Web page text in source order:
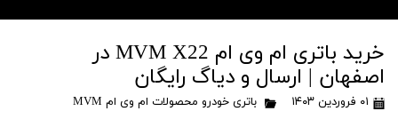
خرید باتری ام وی ام MVM X22 در
اصفهان | ارسال و دیاگ رایگان
۰۱ فروردین ۱۴۰۳ باتری خودرو محصولات ام وی ام MVM